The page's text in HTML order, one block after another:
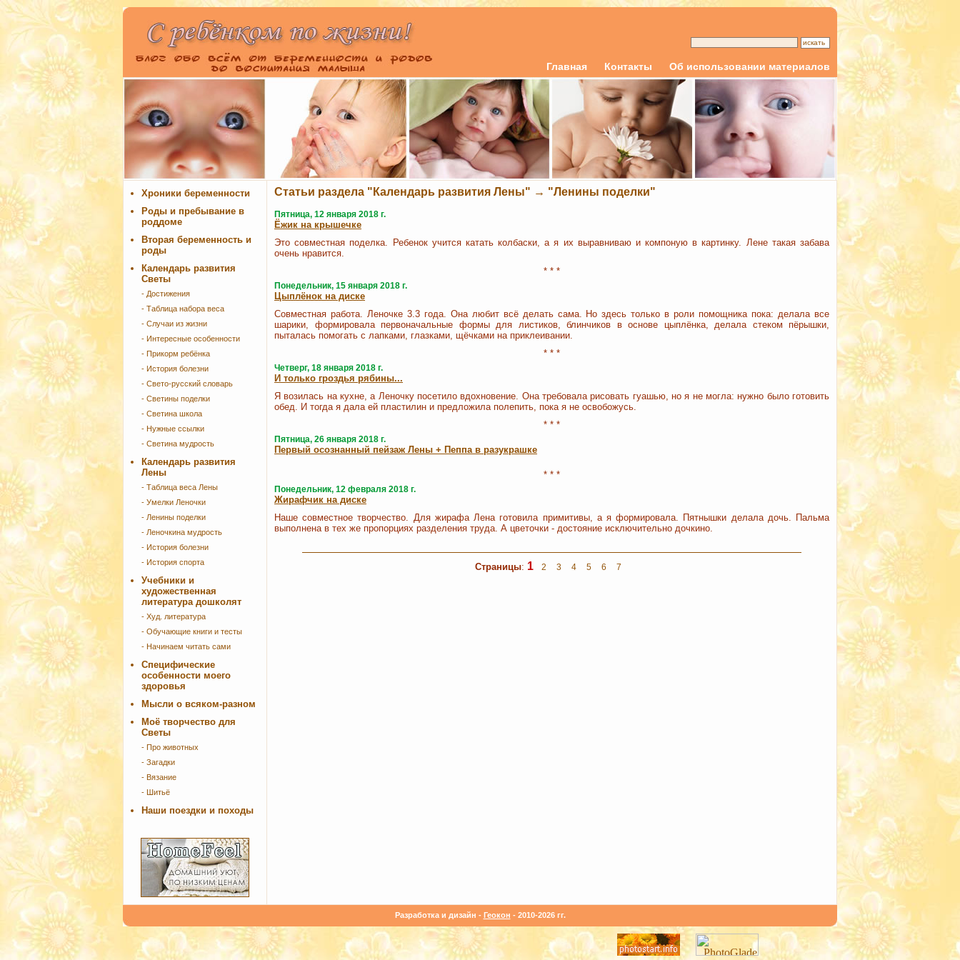
Главная Контакты Об использовании материалов
Хроники беременности
Роды и пребывание в
роддоме
Вторая беременность и
роды
Календарь развития
Светы
- Достижения
- Таблица набора веса
- Случаи из жизни
- Интересные особенности
- Прикорм ребёнка
- История болезни
- Свето-русский словарь
- Светины поделки
- Светина школа
- Нужные ссылки
- Светина мудрость
Календарь развития
Лены
- Таблица веса Лены
- Умелки Леночки
- Ленины поделки
- Леночкина мудрость
- История болезни
- История спорта
Учебники и
художественная
литература дошколят
- Худ. литература
- Обучающие книги и тесты
- Начинаем читать сами
Специфические
особенности моего
здоровья
Мысли о всяком-разном
Моё творчество для
Светы
- Про животных
- Загадки
- Вязание
- Шитьё
Наши поездки и походы
Статьи раздела "Календарь развития Лены" → "Ленины поделки"
Пятница, 12 января 2018 г.
Ёжик на крышечке
Это совместная поделка. Ребенок учится катать колбаски, а я их выравниваю и компоную в картинку. Лене такая забава
очень нравится.
* * *
Понедельник, 15 января 2018 г.
Цыплёнок на диске
Совместная работа. Леночке 3.3 года. Она любит всё делать сама. Но здесь только в роли помощника пока: делала все
шарики, формировала первоначальные формы для листиков, блинчиков в основе цыплёнка, делала стеком пёрышки,
пыталась помогать с лапками, глазками, щёчками на приклеивании.
* * *
Четверг, 18 января 2018 г.
И только гроздья рябины...
Я возилась на кухне, а Леночку посетило вдохновение. Она требовала рисовать гуашью, но я не могла: нужно было готовить
обед. И тогда я дала ей пластилин и предложила полепить, пока я не освобожусь.
* * *
Пятница, 26 января 2018 г.
Первый осознанный пейзаж Лены + Пеппа в разукрашке
* * *
Понедельник, 12 февраля 2018 г.
Жирафчик на диске
Наше совместное творчество. Для жирафа Лена готовила примитивы, а я формировала. Пятнышки делала дочь. Пальма
выполнена в тех же пропорциях разделения труда. А цветочки - достояние исключительно дочкино.
Страницы: 1 2 3 4 5 6 7
Разработка и дизайн - Геокон - 2010-2026 гг.